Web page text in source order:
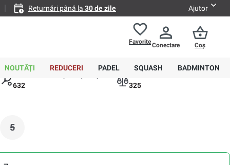
Returnări până la 30 de zile Ajutor
FavoriteConectare Coș
NOUTĂȚI REDUCERI PADEL SQUASH BADMINTON
632
325
5(Această opțiune este momentan indisponibilă.)